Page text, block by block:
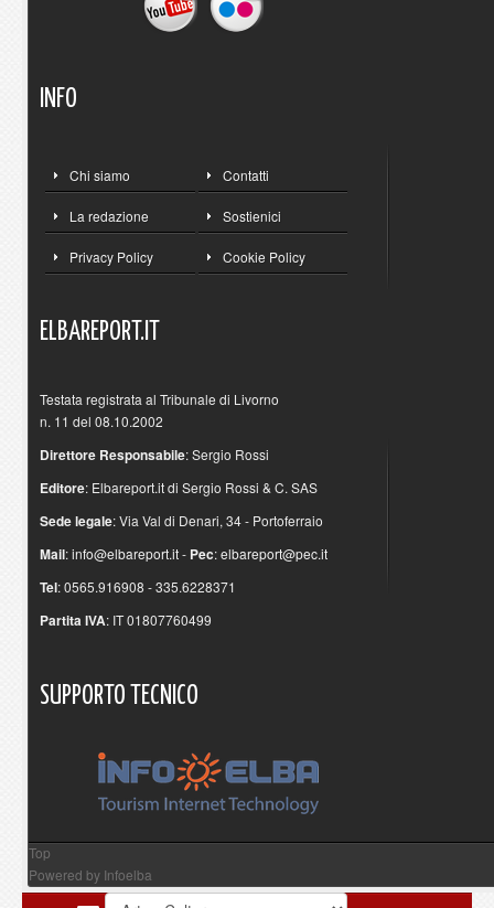
INFO
Chi siamo Contatti
La redazione Sostienici
Privacy Policy Cookie Policy
ELBAREPORT.IT
Testata registrata al Tribunale di Livorno
n. 11 del 08.10.2002
Direttore Responsabile: Sergio Rossi
Editore: Elbareport.it di Sergio Rossi & C. SAS
Sede legale: Via Val di Denari, 34 - Portoferraio
Mail:info@elbareport.it- Pec:elbareport@pec.it
Tel: 0565.916908 - 335.6228371
Partita IVA: IT 01807760499
SUPPORTO TECNICO
Top
Powered by Infoelba